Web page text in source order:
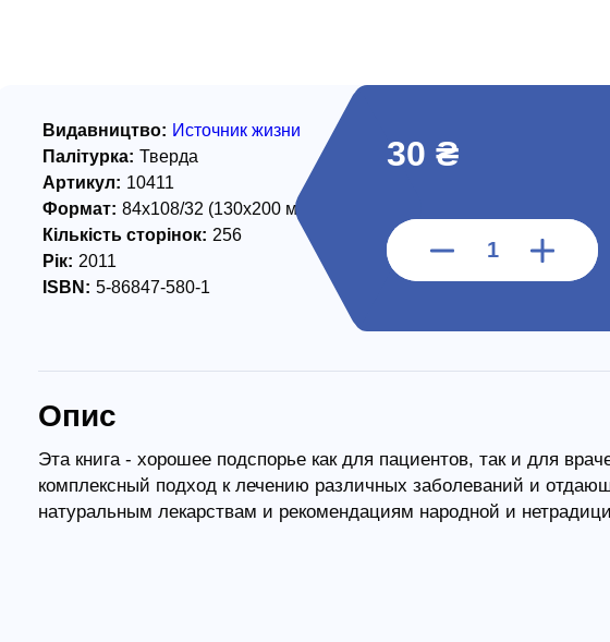
мовами
30 ₴
Видавництво: Источник жизни
Палітурка: Тверда
Артикул: 10411
Формат: 84х108/32 (130х200 мм)
Кількість сторінок: 256
Рік: 2011
ISBN: 5-86847-580-1
Опис
Эта книга - хорошее подспорье как для пациентов, так и для
комплексный подход к лечению различных заболеваний и
натуральным лекарствам и рекомендациям народной и